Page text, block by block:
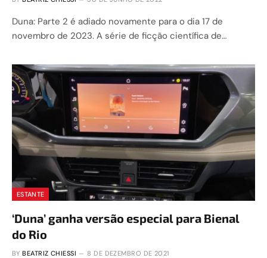
Duna: Parte 2 é adiado novamente para o dia 17 de
novembro de 2023. A série de ficção científica de…
ESTANTE
‘Duna’ ganha versão especial para Bienal
do Rio
BY BEATRIZ CHIESSI 8 DE DEZEMBRO DE 2021